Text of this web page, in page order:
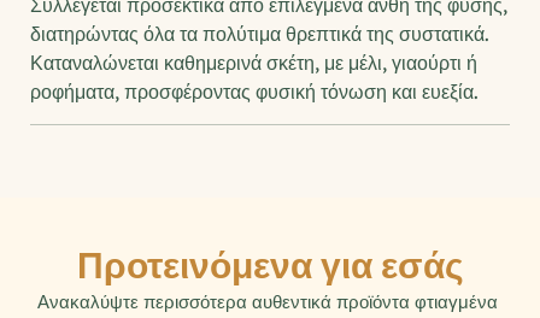
Συλλέγεται προσεκτικά από επιλεγμένα άνθη της φύσης,
διατηρώντας όλα τα πολύτιμα θρεπτικά της συστατικά.
Καταναλώνεται καθημερινά σκέτη, με μέλι, γιαούρτι ή
ροφήματα, προσφέροντας φυσική τόνωση και ευεξία.
Προτεινόμενα για εσάς
Ανακαλύψτε περισσότερα αυθεντικά προϊόντα φτιαγμένα